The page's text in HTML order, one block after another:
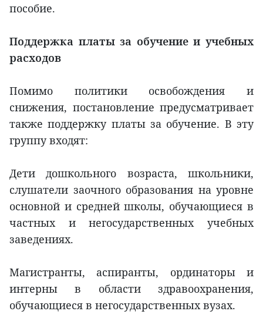
пособие.
Поддержка платы за обучение и учебных
расходов
Помимо политики освобождения и
снижения, постановление предусматривает
также поддержку платы за обучение. В эту
группу входят:
Дети дошкольного возраста, школьники,
слушатели заочного образования на уровне
основной и средней школы, обучающиеся в
частных и негосударственных учебных
заведениях.
Магистранты, аспиранты, ординаторы и
интерны в области здравоохранения,
обучающиеся в негосударственных вузах.